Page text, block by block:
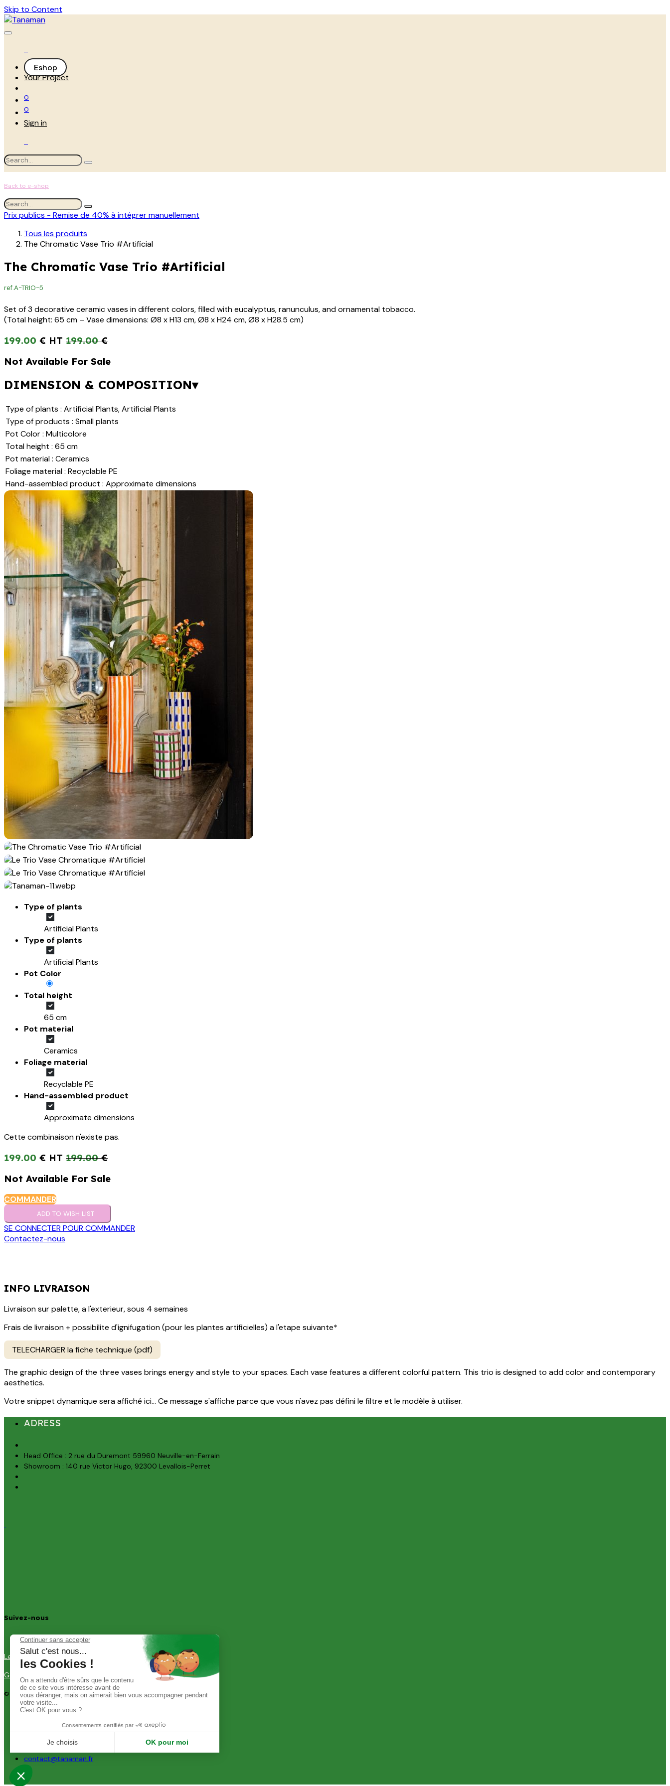
Skip to Content
Eshop
Your Project
0
0
Sign in
Back to e-shop
Prix publics - Remise de 40% à intégrer manuellement
Tous les produits
The Chromatic Vase Trio #Artificial
The Chromatic Vase Trio #Artificial
ref.A-TRIO-5
Set of 3 decorative ceramic vases in different colors, filled with eucalyptus, ranunculus, and ornamental tobacco.
(Total height: 65 cm – Vase dimensions: Ø8 x H13 cm, Ø8 x H24 cm, Ø8 x H28.5 cm)
199.00 € 199.00€
Not Available For Sale
DIMENSION & COMPOSITION▾
Type of plants : Artificial Plants,Artificial Plants
Type of products : Small plants
Pot Color: Multicolore
Total height : 65 cm
Pot material: Ceramics
Foliage material: Recyclable PE
Hand-assembled product : Approximate dimensions
Type of plants
Artificial Plants
Type of plants
Artificial Plants
Pot Color
Total height
65 cm
Pot material
Ceramics
Foliage material
Recyclable PE
Hand-assembled product
Approximate dimensions
Cette combinaison n'existe pas.
199.00 € 199.00€
Not Available For Sale
COMMANDER
ADD TO WISH LIST
SE CONNECTER POUR COMMANDER
Contactez-nous
INFO LIVRAISON
Livraison sur palette, a l'exterieur, sous 4 semaines
Frais de livraison + possibilite d'ignifugation (pour les plantes artificielles) a l'etape suivante*
TELECHARGER la fiche technique (pdf)
The graphic design of the three vases brings energy and style to your spaces. Each vase features a different colorful pattern. This trio is designed to add color and contemporary
aesthetics.
Votre snippet dynamique sera affiché ici... Ce message s'affiche parce que vous n'avez pas défini le filtre et le modèle à utiliser.
ADRESS
Head Office : 2 rue du Duremont 59960 Neuville-en-Ferrain
Showroom : 140 rue Victor Hugo, 92300 Levallois-Perret
Suivez-nous
Legal information
General Terms and condition of sales
© 2025 Tanaman
CONTACT
contact@tanaman.fr